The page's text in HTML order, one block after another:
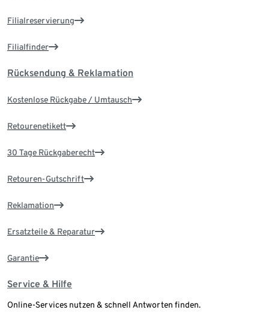
Filialreservierung
Filialfinder
Rücksendung & Reklamation
Kostenlose Rückgabe / Umtausch
Retourenetikett
30 Tage Rückgaberecht
Retouren-Gutschrift
Reklamation
Ersatzteile & Reparatur
Garantie
Service & Hilfe
Online-Services nutzen & schnell Antworten finden.